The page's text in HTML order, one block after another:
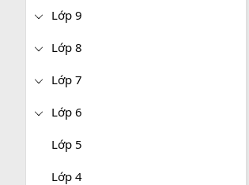
Lớp 9
Lớp 8
Lớp 7
Lớp 6
Lớp 5
Lớp 4